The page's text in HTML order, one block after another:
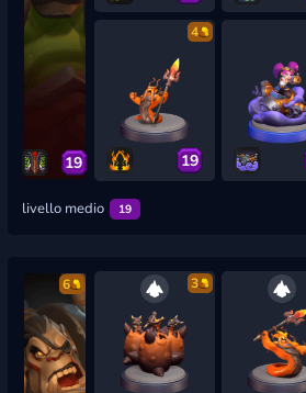
19
4
19
livello medio 19
6 3